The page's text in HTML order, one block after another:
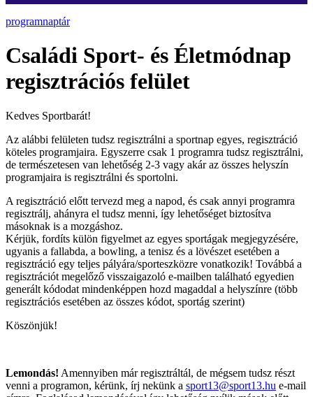
programnaptár
Családi Sport- és Életmódnap
regisztrációs felület
Kedves Sportbarát!
Az alábbi felületen tudsz regisztrálni a sportnap egyes, regisztráció
köteles programjaira. Egyszerre csak 1 programra tudsz regisztrálni,
de természetesen van lehetőség 2-3 vagy akár az összes helyszín
programjaira is regisztrálni és sportolni.
A regisztráció előtt tervezd meg a napod, és csak annyi programra
regisztrálj, ahányra el tudsz menni, így lehetőséget biztosítva
másoknak is a mozgáshoz.
Kérjük, fordíts külön figyelmet az egyes sportágak megjegyzésére,
ugyanis a fallabda, a bowling, a tenisz és a lövészet esetében a
regisztráció egy teljes pályára/sporteszközre vonatkozik! Továbbá a
regisztrációt megelőző visszaigazoló e-mailben található egyedien
generált kódodat mindenképpen hozd magaddal a helyszínre (több
regisztrációs esetében az összes kódot, sportág szerint)
Köszönjük!
Lemondás! Amennyiben már regisztráltál, de mégsem tudsz részt
venni a programon, kérünk, írj nekünk a sport13@sport13.hu e-mail